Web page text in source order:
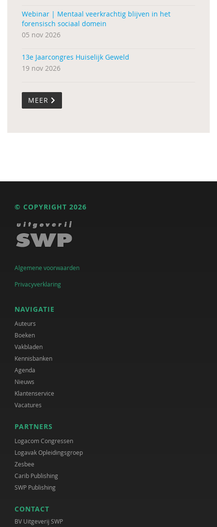
Webinar | Mentaal veerkrachtig blijven in het
forensisch sociaal domein
05 nov 2026
13e Jaarcongres Huiselijk Geweld
19 nov 2026
MEER
© COPYRIGHT 2026
Algemene voorwaarden
Privacyverklaring
NAVIGATIE
Auteurs
Boeken
Vakbladen
Kennisbanken
Agenda
Nieuws
Klantenservice
Vacatures
PARTNERS
Logacom Congressen
Logavak Opleidingsgroep
Zesbee
Carib Publishing
SWP Publishing
CONTACT
BV Uitgeverij SWP